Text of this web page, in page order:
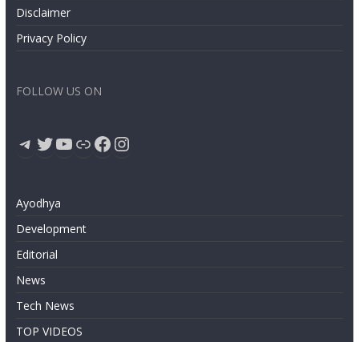
Disclaimer
Privacy Policy
FOLLOW US ON
Telegram
Twitter
YouTube
LinkFacebook
Instagram
Ayodhya
Development
Editorial
News
Tech News
TOP VIDEOS